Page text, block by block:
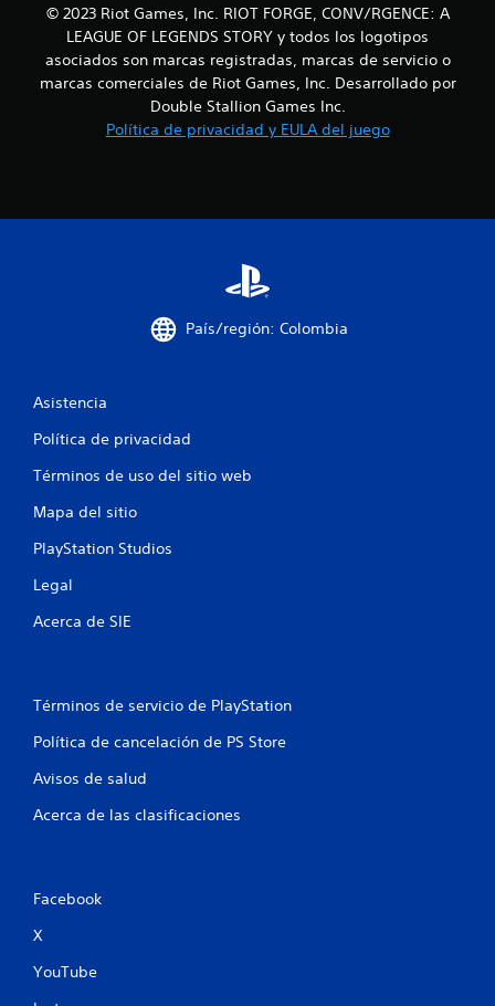
© 2023 Riot Games, Inc. RIOT FORGE, CONV/RGENCE: A
LEAGUE OF LEGENDS STORY y todos los logotipos
asociados son marcas registradas, marcas de servicio o
marcas comerciales de Riot Games, Inc. Desarrollado por
Double Stallion Games Inc.
Política de privacidad y EULA del juego
País/región: Colombia
Asistencia
Política de privacidad
Términos de uso del sitio web
Mapa del sitio
PlayStation Studios
Legal
Acerca de SIE
Términos de servicio de PlayStation
Política de cancelación de PS Store
Avisos de salud
Acerca de las clasificaciones
Facebook
X
YouTube